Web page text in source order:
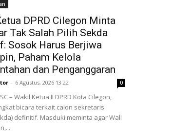
DPRD Cilegon Minta
Tak Salah Pilih Sekda
Sosok Harus Berjiwa
Paham Kelola
dan Penganggaran
- 6 Agustus, 2026 13:22 0
– Wakil Ketua II DPRD Kota Cilegon,
bicara terkait calon sekretaris
definitif. Masduki meminta agar Wali